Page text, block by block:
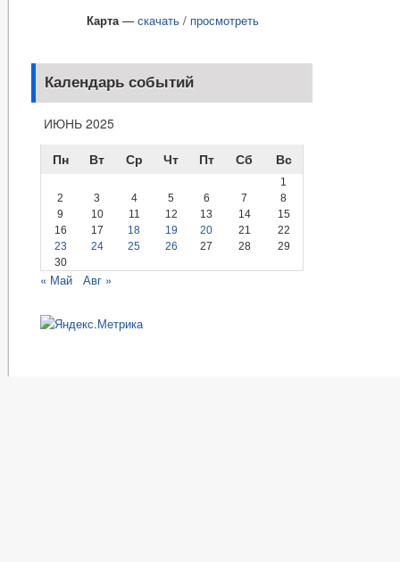
Карта — скачать / просмотреть
Календарь событий
ИЮНЬ 2025
Пн
Вт Ср Чт Пт Сб Вс
1
2
3 4 5 6 7
8
9
10 11 12 13 14
15
16
17 18 19 20 21
22
23
24 25 26 27 28
29
30
« Май Авг »